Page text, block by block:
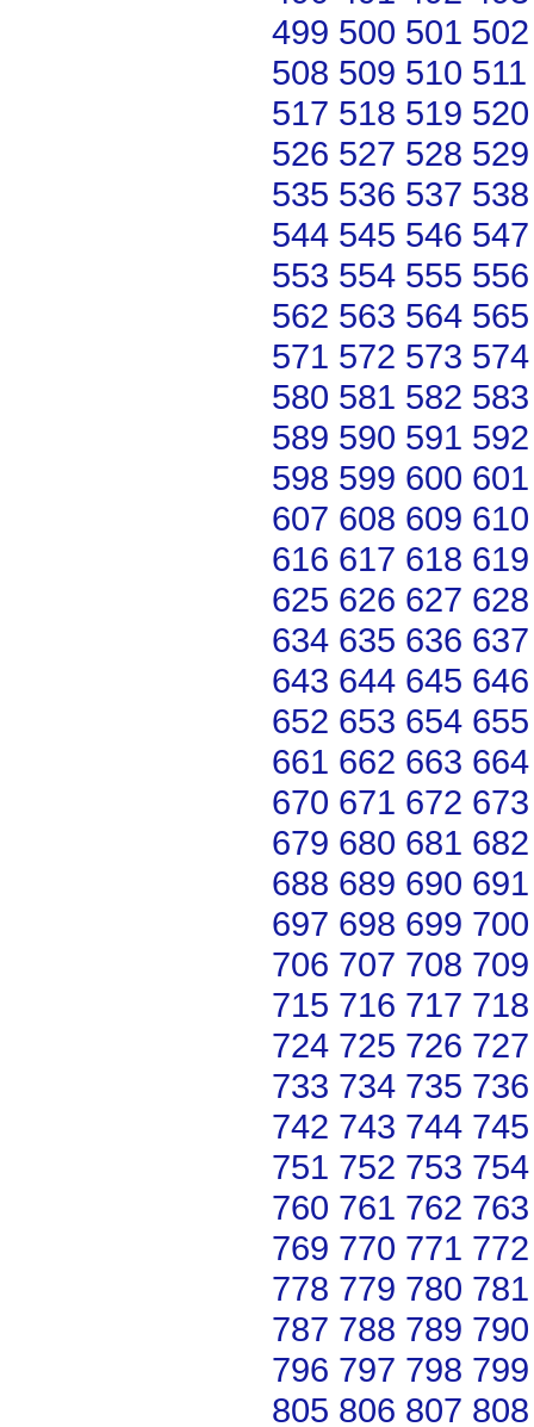
499 500 501 502
508 509 510 511
517 518 519 520
526 527 528 529
535 536 537 538
544 545 546 547
553 554 555 556
562 563 564 565
571 572 573 574
580 581 582 583
589 590 591 592
598 599 600 601
607 608 609 610
616 617 618 619
625 626 627 628
634 635 636 637
643 644 645 646
652 653 654 655
661 662 663 664
670 671 672 673
679 680 681 682
688 689 690 691
697 698 699 700
706 707 708 709
715 716 717 718
724 725 726 727
733 734 735 736
742 743 744 745
751 752 753 754
760 761 762 763
769 770 771 772
778 779 780 781
787 788 789 790
796 797 798 799
805 806 807 808